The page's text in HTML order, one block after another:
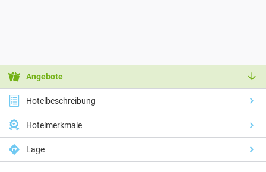
Angebote
Hotelbeschreibung
Hotelmerkmale
Lage